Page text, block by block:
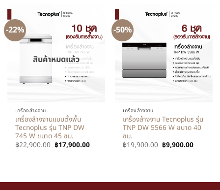
-22%
สินค้าหมดแล้ว
เครื่องล้างจาน
เครื่องล้างจานแบบตั้งพื้น
Tecnoplus รุ่น TNP DW
745 W ขนาด 45 ซม.
฿22,900.00 ฿17,900.00
-50%
เครื่องล้างจาน
เครื่องล้างจาน Tecnoplus รุ่น
TNP DW 5566 W ขนาด 40
ซม.
฿19,900.00 ฿9,900.00